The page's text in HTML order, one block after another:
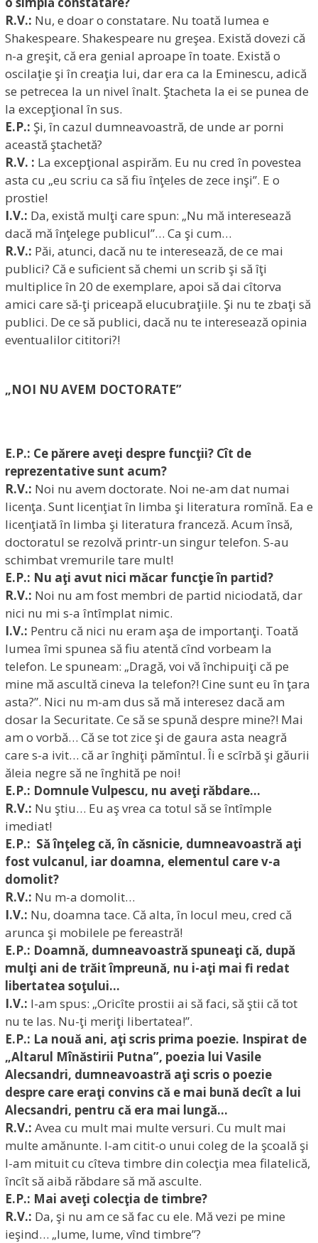
R.V.: Nu, e doar o constatare. Nu toată lumea e
Shakespeare. Shakespeare nu greşea. Există dovezi că
n-a greşit, că era genial aproape în toate. Există o
oscilaţie şi în creaţia lui, dar era ca la Eminescu, adică
se petrecea la un nivel înalt. Ştacheta la ei se punea de
la excepţional în sus.
E.P.: Şi, în cazul dumneavoastră, de unde ar porni
această ştachetă?
R.V. : La excepţional aspirăm. Eu nu cred în povestea
asta cu „eu scriu ca să fiu înţeles de zece inşi”. E o
prostie!
I.V.: Da, există mulţi care spun: „Nu mă interesează
dacă mă înţelege publicul”… Ca şi cum…
R.V.: Păi, atunci, dacă nu te interesează, de ce mai
publici? Că e suficient să chemi un scrib şi să îţi
multiplice în 20 de exemplare, apoi să dai cîtorva
amici care să-ţi priceapă elucubraţiile. Şi nu te zbaţi să
publici. De ce să publici, dacă nu te interesează opinia
eventualilor cititori?!
„NOI NU AVEM DOCTORATE”
E.P.: Ce părere aveţi despre funcţii? Cît de
reprezentative sunt acum?
R.V.: Noi nu avem doctorate. Noi ne-am dat numai
licenţa. Sunt licenţiat în limba şi literatura romînă. Ea e
licenţiată în limba şi literatura franceză. Acum însă,
doctoratul se rezolvă printr-un singur telefon. S-au
schimbat vremurile tare mult!
E.P.: Nu aţi avut nici măcar funcţie în partid?
R.V.: Noi nu am fost membri de partid niciodată, dar
nici nu mi s-a întîmplat nimic.
I.V.: Pentru că nici nu eram aşa de importanţi. Toată
lumea îmi spunea să fiu atentă cînd vorbeam la
telefon. Le spuneam: „Dragă, voi vă închipuiţi că pe
mine mă ascultă cineva la telefon?! Cine sunt eu în ţara
asta?”. Nici nu m-am dus să mă interesez dacă am
dosar la Securitate. Ce să se spună despre mine?! Mai
am o vorbă… Că se tot zice şi de gaura asta neagră
care s-a ivit… că ar înghiţi pămîntul. Îi e scîrbă şi găurii
ăleia negre să ne înghită pe noi!
E.P.: Domnule Vulpescu, nu aveţi răbdare…
R.V.: Nu ştiu… Eu aş vrea ca totul să se întîmple
imediat!
E.P.: Să înţeleg că, în căsnicie, dumneavoastră aţi
fost vulcanul, iar doamna, elementul care v-a
domolit?
R.V.: Nu m-a domolit…
I.V.: Nu, doamna tace. Că alta, în locul meu, cred că
arunca şi mobilele pe fereastră!
E.P.: Doamnă, dumneavoastră spuneaţi că, după
mulţi ani de trăit împreună, nu i-aţi mai fi redat
libertatea soţului…
I.V.: I-am spus: „Oricîte prostii ai să faci, să ştii că tot
nu te las. Nu-ţi meriţi libertatea!”.
E.P.: La nouă ani, aţi scris prima poezie. Inspirat de
„Altarul Mînăstirii Putna”, poezia lui Vasile
Alecsandri, dumneavoastră aţi scris o poezie
despre care eraţi convins că e mai bună decît a lui
Alecsandri, pentru că era mai lungă…
R.V.: Avea cu mult mai multe versuri. Cu mult mai
multe amănunte. I-am citit-o unui coleg de la şcoală şi
l-am mituit cu cîteva timbre din colecţia mea filatelică,
încît să aibă răbdare să mă asculte.
E.P.: Mai aveţi colecţia de timbre?
R.V.: Da, şi nu am ce să fac cu ele. Mă vezi pe mine
ieşind… „lume, lume, vînd timbre”?